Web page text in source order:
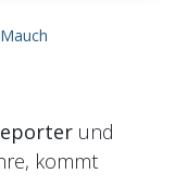
und
kommt